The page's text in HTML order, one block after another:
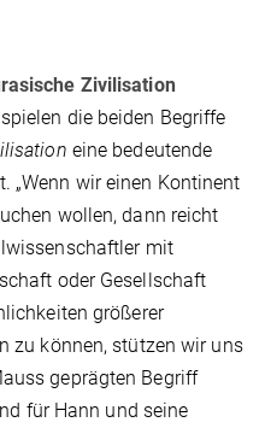
Zivilisation
die beiden Begriffe
eine bedeutende
„Wenn wir einen Kontinent
wollen, dann reicht
mit
oder Gesellschaft
größerer
zu können, stützen wir uns
geprägten Begriff
für Hann und seine